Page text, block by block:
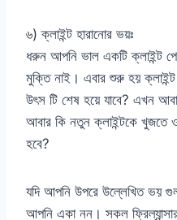
৬) ক্লাইন্ট হারানোর ভয়ঃ
ধরুন আপনি ভাল একটি ক্লাইন্ট
মুক্তি নাই। এবার শুরু হয়
উৎস টি শেষ হয়ে যাবে? এখন
আবার কি নতুন ক্লাইন্টকে খুজতে
হবে?
যদি আপনি উপরে উল্লেখিত ভয়
আপনি একা নন। সকল